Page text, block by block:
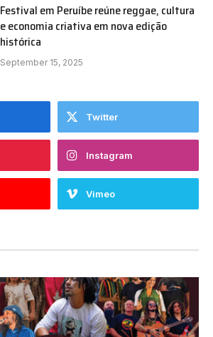
Festival em Peruíbe reúne reggae, cultura
e economia criativa em nova edição
histórica
September 15, 2025
Twitter
Instagram
Vimeo